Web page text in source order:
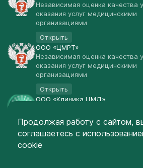
Независимая оценка качества
оказания услуг медицинскими
организациями
Открыть
ООО «ЦМРТ»
Независимая оценка качества
оказания услуг медицинскими
организациями
Открыть
ООО «Клиника ЦМД»
Открыть
© Клиника ЦМД 2003-2026
Создание сайта
Продолжая работу с сайтом,
соглашаетесь с
cookie